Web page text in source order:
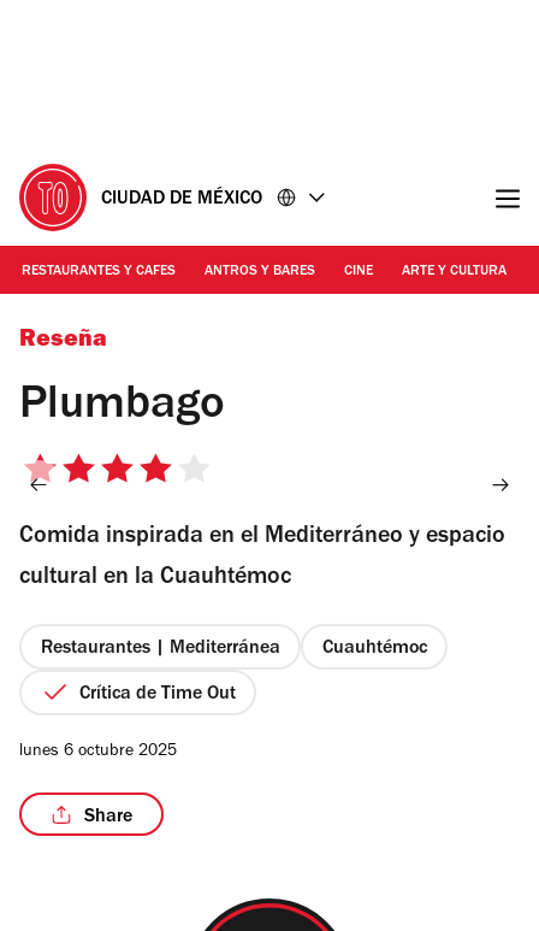
CIUDAD DE MÉXICO
RESTAURANTES Y CAFES ANTROS Y BARES CINE ARTE Y CULTURA
Foto: cortesía
Reseña
Plumbago
4
5
estrellas
Comida inspirada en el Mediterráneo y espacio
cultural en la Cuauhtémoc
Restaurantes | Mediterránea Cuauhtémoc
Crítica de Time Out
lunes 6 octubre 2025
Share